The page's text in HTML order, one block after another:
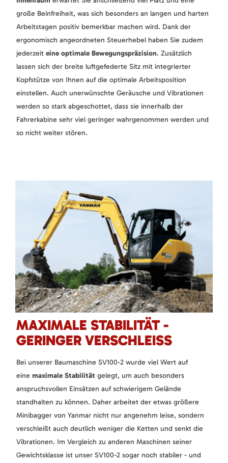
große Beinfreiheit, was sich besonders an langen und harten
Arbeitstagen positiv bemerkbar machen wird. Dank der
ergonomisch angeordneten Steuerhebel haben Sie zudem
jederzeit eine optimale Bewegungspräzision. Zusätzlich
lassen sich der breite luftgefederte Sitz mit integrierter
Kopfstütze von Ihnen auf die optimale Arbeitsposition
einstellen. Auch unerwünschte Geräusche und Vibrationen
werden so stark abgeschottet, dass sie innerhalb der
Fahrerkabine sehr viel geringer wahrgenommen werden und
so nicht weiter stören.
MAXIMALE STABILITÄT -
GERINGER VERSCHLEISS
Bei unserer Baumaschine SV100-2 wurde viel Wert auf
eine maximale Stabilität gelegt, um auch besonders
anspruchsvollen Einsätzen auf schwierigem Gelände
standhalten zu können. Daher arbeitet der etwas größere
Minibagger von Yanmar nicht nur angenehm leise, sondern
verschleißt auch deutlich weniger die Ketten und senkt die
Vibrationen. Im Vergleich zu anderen Maschinen seiner
Gewichtsklasse ist unser SV100-2 sogar noch stabiler - und